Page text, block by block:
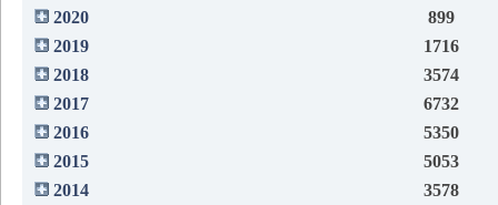
2020
899
2019
1716
2018
3574
2017
6732
2016
5350
2015
5053
2014
3578